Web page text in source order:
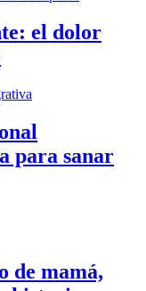
el dolor
para sanar
de mamá,